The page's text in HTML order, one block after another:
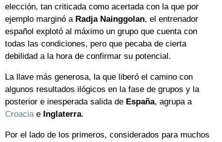
elección, tan criticada como acertada con la que por
ejemplo marginó a Radja Nainggolan, el entrenador
español explotó al máximo un grupo que cuenta con
todas las condiciones, pero que pecaba de cierta
debilidad a la hora de confirmar su potencial.
La llave más generosa, la que liberó el camino con
algunos resultados ilógicos en la fase de grupos y la
posterior e inesperada salida de España, agrupa a
Croaciae Inglaterra.
Por el lado de los primeros, considerados para muchos